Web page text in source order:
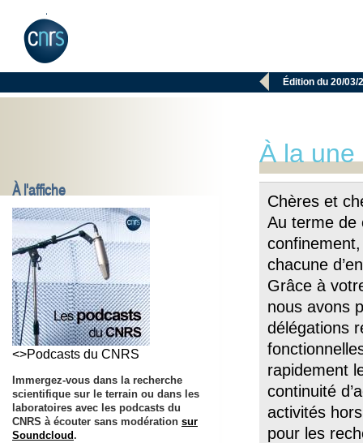
 Édition du 20/03/
À l'affiche
<>Podcasts du CNRS
Immergez-vous dans la recherche
scientifique sur le terrain ou dans les
laboratoires avec les podcasts du
CNRS à écouter sans modération sur
Soundcloud.
À la une
Chères et
Au terme de
chacune
Grâce à
nous avons
délégations
rapidement
continuité
activités
pour les